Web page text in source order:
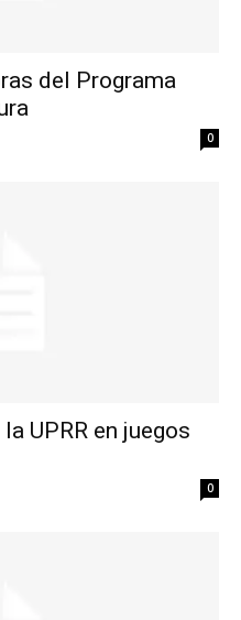
del Programa
0
UPRR en juegos
0